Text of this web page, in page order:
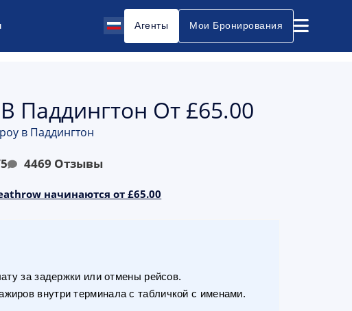
Агенты Мои Бронирования
Паддингтон От ‎‎£65.00
в Паддингтон
5 4469 Отзывы
начинаются от £65.00
за задержки или отмены рейсов.
внутри терминала с табличкой с именами.